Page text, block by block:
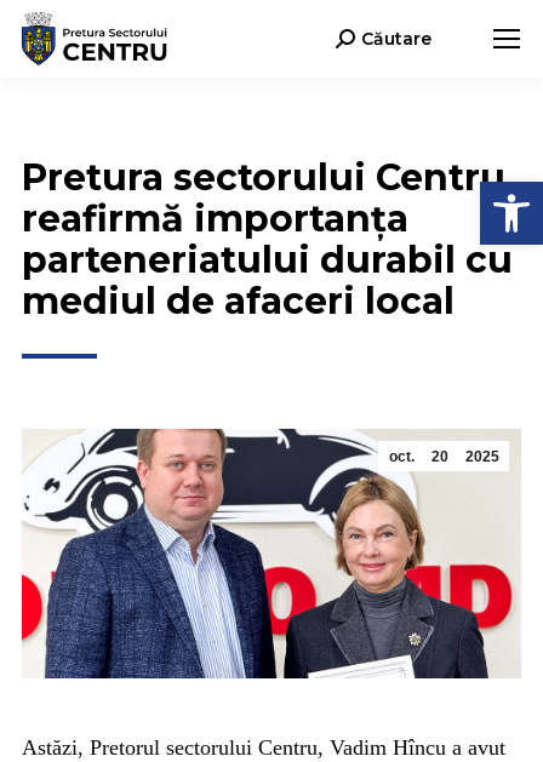
Search:Căutare
Pretura sectorului Centru
reafirmă importanța
parteneriatului durabil cu
mediul de afaceri local
oct. 20 2025
Astăzi, Pretorul sectorului Centru, Vadim Hîncu a avut